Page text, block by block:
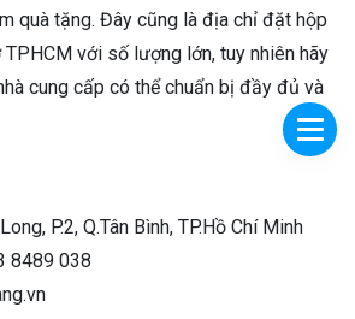
quà tặng. Đây cũng là địa chỉ đặt hộp
TPHCM với số lượng lớn, tuy nhiên hãy
cung cấp có thể chuẩn bị đầy đủ và
P.2, Q.Tân Bình, TP.Hồ Chí Minh
8489 038